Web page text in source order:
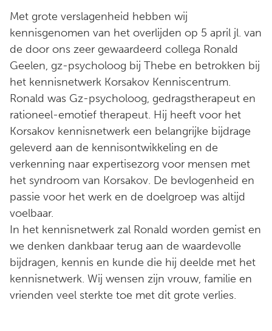
Met grote verslagenheid hebben wij
kennisgenomen van het overlijden op 5 april jl. van
de door ons zeer gewaardeerd collega Ronald
Geelen, gz-psycholoog bij Thebe en betrokken bij
het kennisnetwerk Korsakov Kenniscentrum.
Ronald was Gz-psycholoog, gedragstherapeut en
rationeel-emotief therapeut. Hij heeft voor het
Korsakov kennisnetwerk een belangrijke bijdrage
geleverd aan de kennisontwikkeling en de
verkenning naar expertisezorg voor mensen met
het syndroom van Korsakov. De bevlogenheid en
passie voor het werk en de doelgroep was altijd
voelbaar.
In het kennisnetwerk zal Ronald worden gemist en
we denken dankbaar terug aan de waardevolle
bijdragen, kennis en kunde die hij deelde met het
kennisnetwerk. Wij wensen zijn vrouw, familie en
vrienden veel sterkte toe met dit grote verlies.